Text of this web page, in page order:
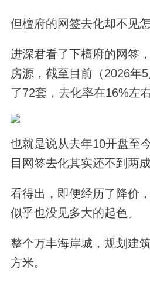
但檀府的网签去化却不见怎
进深君看了下檀府的网签
房源， 截至目前（2026年5
了72套，去化率在16%左
也就是说从去年10开盘至
目网签去化其实还不到两成
看得出，即便经历了降价
似乎也没见多大的起色。
整个万丰海岸城，规划建
方米。